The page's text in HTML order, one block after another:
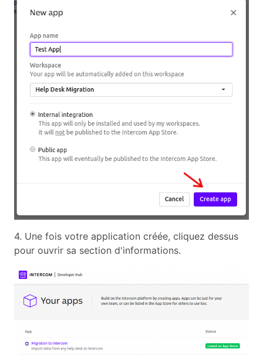
4. Une fois votre application créée, cliquez dessus
pour ouvrir sa section d'informations.